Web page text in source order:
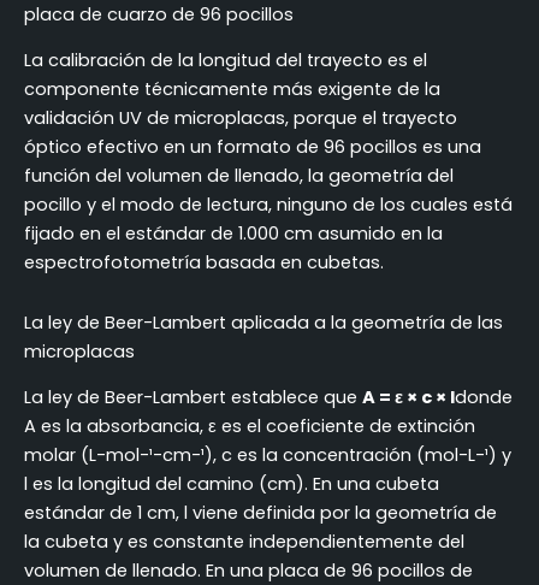
placa de cuarzo de 96 pocillos
La calibración de la longitud del trayecto es el
componente técnicamente más exigente de la
validación UV de microplacas, porque el trayecto
óptico efectivo en un formato de 96 pocillos es una
función del volumen de llenado, la geometría del
pocillo y el modo de lectura, ninguno de los cuales está
fijado en el estándar de 1.000 cm asumido en la
espectrofotometría basada en cubetas.
La ley de Beer-Lambert aplicada a la geometría de las
microplacas
La ley de Beer-Lambert establece que A = ε × c × ldonde
A es la absorbancia, ε es el coeficiente de extinción
molar (L-mol-¹-cm-¹), c es la concentración (mol-L-¹) y
l es la longitud del camino (cm). En una cubeta
estándar de 1 cm, l viene definida por la geometría de
la cubeta y es constante independientemente del
volumen de llenado. En una placa de 96 pocillos de